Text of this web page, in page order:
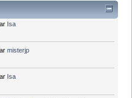
Isa
misterjp
Isa